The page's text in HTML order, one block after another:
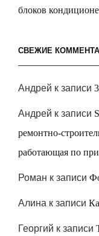
блоков
СВЕЖИЕ
Андрей к записи
Андрей к записи
ремонтно-
работающая по
Роман к записи
Алина к записи
Георгий к записи